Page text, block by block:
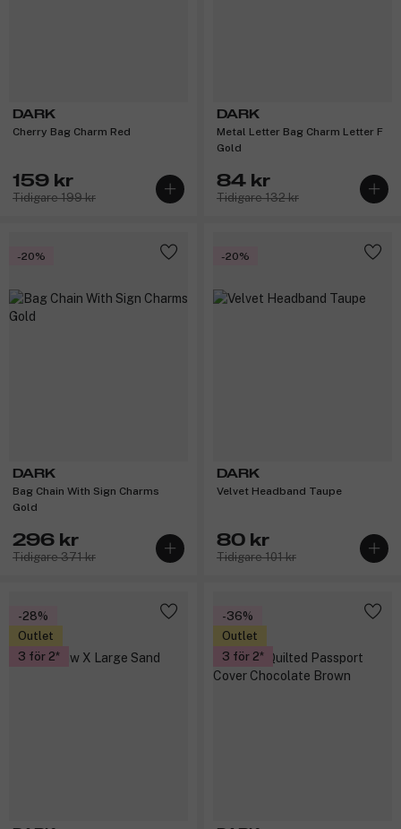
DARK
Cherry Bag Charm Red
159 kr
Tidigare 199 kr
DARK
Metal Letter Bag Charm Letter F
Gold
84 kr
Tidigare 132 kr
-20%
DARK
Bag Chain With Sign Charms
Gold
296 kr
Tidigare 371 kr
-20%
DARK
Velvet Headband Taupe
80 kr
Tidigare 101 kr
-28%
Outlet
3 för 2
-36%
Outlet
3 för 2